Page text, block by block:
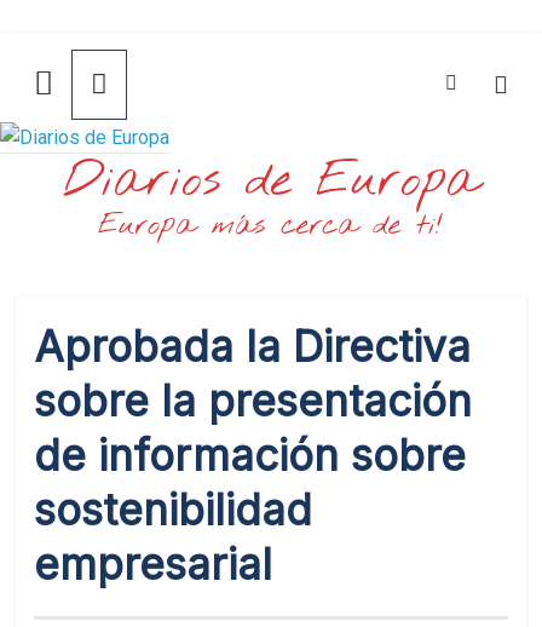
contenido
Diarios de Europa
Europa más cerca de ti!
Aprobada la Directiva
sobre la presentación
de información sobre
sostenibilidad
empresarial